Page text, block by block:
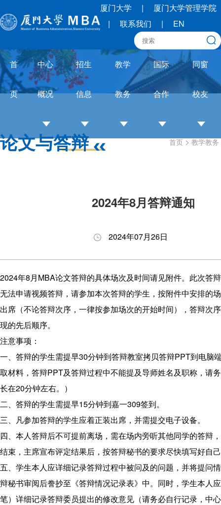
厦门大学 |
厦门大学管理学院
|
联系我们 | EN
首
页
中心
概况
中
念
项
目
特
色
资
力
量
发
展
历
程
联
系
我
招生
信息
招
态
申
请
指
生
问
教学
教务
论文
辩
BDP
项目
下载
专区
学
国际
合作
OneMBA
同窗
校友
校
业
发
展
论文与答辩 首页 > 教学教务
2024年8月答辩通知
2024年07月26日
2024年8月MBA论文答辩的具体场次及时间请见附件。此次答
无法申请视频答辩，请参加本次答辩的学生，按附件中安排的
出席（不论答辩次序，一律按参加场次的开始时间），答辩次
现的先后顺序。
注意事项：
一、答辩的学生需提早30分钟到答辩教室拷贝答辩PPT到电脑
取材料，答辩PPT及答辩过程中不能提及导师姓名及职称，请
长在20分钟左右。）
二、答辩的学生需提早15分钟到嘉一309签到。
三、凡参加答辩的学生应着正装出席，并需提交电子设备。
四、本人答辩后不可提前离场，需在场内旁听其他同学的答辩
结束，主席宣布评定结果后，按答辩秘书的要求尽快填写好自
五、学生本人应详细记录答辩过程中被问及的问题，并将提问
辩秘书审阅后誊抄至《答辩情况记录表》中。同时，学生本人
笔）详细记录答辩委员提出的修改意见（请务必自行记录，中